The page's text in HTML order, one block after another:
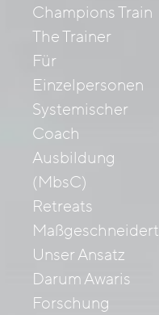
Champions Train
The Trainer
Für
Einzelpersonen
Systemischer
Coach
Ausbildung
(MbsC)
Retreats
Maßgeschneidert
Unser Ansatz
Darum Awaris
Forschung